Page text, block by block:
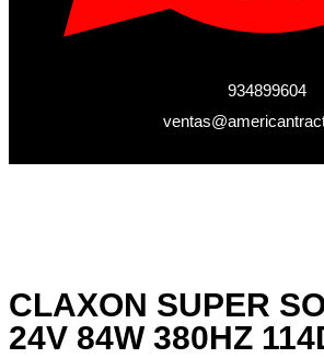
934899604
CLAXON SUPER
24V 84W 380HZ